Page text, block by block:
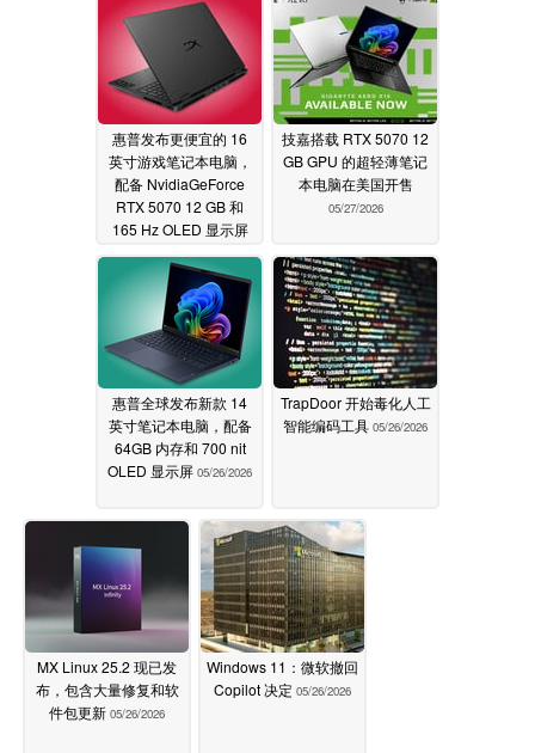
惠普发布更便宜的 16
英寸游戏笔记本电脑，
配备 NvidiaGeForce
RTX 5070 12 GB 和
165 Hz OLED 显示屏
05/27/2026
技嘉搭载 RTX 5070 12
GB GPU 的超轻薄笔记
本电脑在美国开售
05/27/2026
惠普全球发布新款 14
英寸笔记本电脑，配备
64GB 内存和 700 nit
OLED 显示屏 05/26/2026
TrapDoor 开始毒化人工
智能编码工具 05/26/2026
MX Linux 25.2 现已发
布，包含大量修复和软
件包更新 05/26/2026
Windows 11：微软撤回
Copilot 决定 05/26/2026